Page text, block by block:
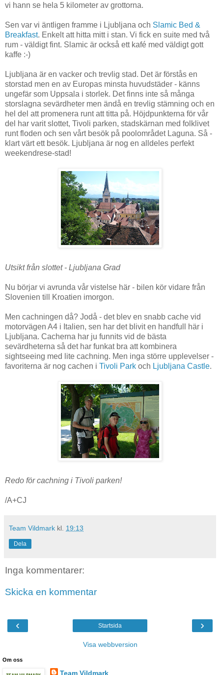
vi hann se hela 5 kilometer av grottorna.
Sen var vi äntligen framme i Ljubljana och Slamic Bed &
Breakfast. Enkelt att hitta mitt i stan. Vi fick en suite med två
rum - väldigt fint. Slamic är också ett kafé med väldigt gott
kaffe :-)
Ljubljana är en vacker och trevlig stad. Det är förstås en
storstad men en av Europas minsta huvudstäder - känns
ungefär som Uppsala i storlek. Det finns inte så många
storslagna sevärdheter men ändå en trevlig stämning och en
hel del att promenera runt att titta på. Höjdpunkterna för vår
del har varit slottet, Tivoli parken, stadskärnan med folklivet
runt floden och sen vårt besök på poolområdet Laguna. Så -
klart värt ett besök. Ljubljana är nog en alldeles perfekt
weekendrese-stad!
Utsikt från slottet - Ljubljana Grad
Nu börjar vi avrunda vår vistelse här - bilen kör vidare från
Slovenien till Kroatien imorgon.
Men cachningen då? Jodå - det blev en snabb cache vid
motorvägen A4 i Italien, sen har det blivit en handfull här i
Ljubljana. Cacherna har ju funnits vid de bästa
sevärdheterna så det har funkat bra att kombinera
sightseeing med lite cachning. Men inga större upplevelser -
favoriterna är nog cachen i Tivoli Park och Ljubljana Castle.
Redo för cachning i Tivoli parken!
/A+CJ
Team Vildmark kl. 19:13
Dela
Inga kommentarer:
Skicka en kommentar
‹ ›
Startsida
Visa webbversion
Om oss
Team Vildmark